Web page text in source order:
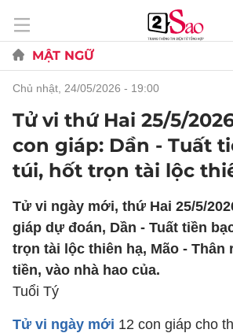
MẬT NGỮ
chủ nhật, 24/05/2026 - 19:00
Tử vi thứ Hai 25/5/
con giáp: Dần - Tuất
túi, hốt trọn tài lộc
Tử vi ngày mới, thứ Hai 25/5/
giáp dự đoán, Dần - Tuất tiền
trọn tài lộc thiên hạ, Mão - Thân
tiền, vào nhà hao của.
Tuổi Tý
Tử vi ngày mới 12 con giáp cho